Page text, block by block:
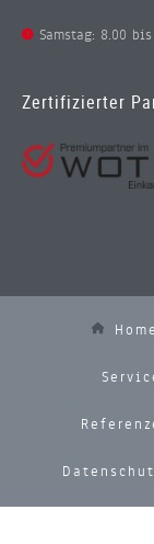
Samstag: 8.00
Zertifizierter
Home